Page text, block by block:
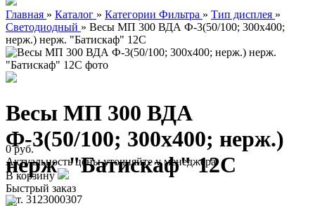
Главная » Каталог » Категории Фильтра » Тип дисплея »
Светодиодный » Весы МП 300 ВДА Ф-3(50/100; 300х400;
нерж.) нерж. "Батискаф" 12С
Весы МП 300 ВДА
Ф-3(50/100; 300х400; нерж.)
нерж. "Батискаф" 12С
арт. 3123000307
0 руб.
Актуальность цены уточняйте у менеджера
В корзину
Быстрый заказ